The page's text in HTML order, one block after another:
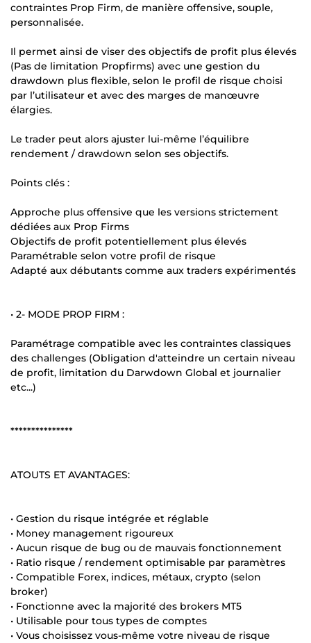
contraintes Prop Firm, de manière offensive, souple,
personnalisée.
Il permet ainsi de viser des objectifs de profit plus élevés
(Pas de limitation Propfirms) avec une gestion du
drawdown plus flexible, selon le profil de risque choisi
par l’utilisateur et avec des marges de manœuvre
élargies.
Le trader peut alors ajuster lui-même l’équilibre
rendement / drawdown selon ses objectifs.
Points clés :
Approche plus offensive que les versions strictement
dédiées aux Prop Firms
Objectifs de profit potentiellement plus élevés
Paramétrable selon votre profil de risque
Adapté aux débutants comme aux traders expérimentés
• 2- MODE PROP FIRM :
Paramétrage compatible avec les contraintes classiques
des challenges (Obligation d'atteindre un certain niveau
de profit, limitation du Darwdown Global et journalier
etc...)
***************
ATOUTS ET AVANTAGES:
• Gestion du risque intégrée et réglable
• Money management rigoureux
• Aucun risque de bug ou de mauvais fonctionnement
• Ratio risque / rendement optimisable par paramètres
• Compatible Forex, indices, métaux, crypto (selon
broker)
• Fonctionne avec la majorité des brokers MT5
• Utilisable pour tous types de comptes
• Vous choisissez vous-même votre niveau de risque